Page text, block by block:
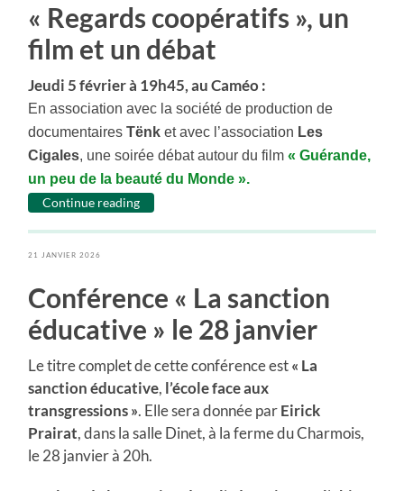
« Regards coopératifs », un
film et un débat
Jeudi 5 février à 19h45, au Caméo :
En association avec la société de production de
documentairesTënk et avec l’association Les
Cigales, une soirée débat autour du film«Guérande,
un peu de la beauté du Monde ».
Continue reading
21 JANVIER 2026
Conférence « La sanction
éducative » le 28 janvier
Le titre complet de cette conférence est« La
sanction éducative, l’école face aux
transgressions ». Elle sera donnée parEirick
Prairat, dans la salle Dinet, à la ferme du Charmois,
le 28 janvier à 20h.